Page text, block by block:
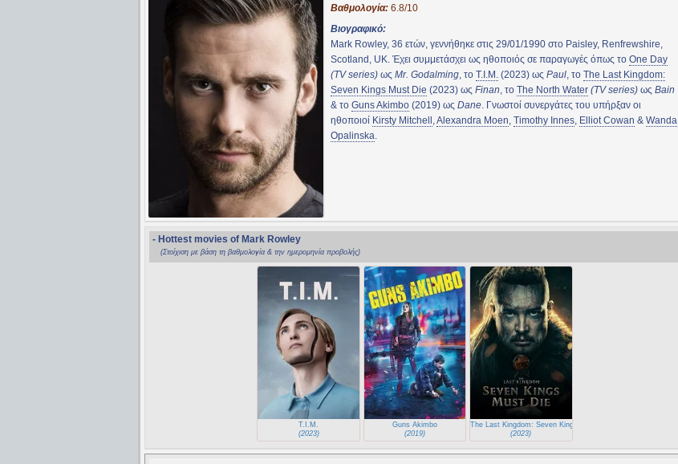
Βαθμολογία: 6.8/10
Βιογραφικό:
Mark Rowley, 36 ετών, γεννήθηκε στις 29/01/1990 στο Paisley, Renfrewshire,
Scotland, UK. Έχει συμμετάσχει ως ηθοποιός σε παραγωγές όπως το One Day
(TV series) ως Mr. Godalming, το T.I.M. (2023) ως Paul, το The Last Kingdom:
Seven Kings Must Die (2023) ως Finan, το The North Water (TV series) ως Bain
& το Guns Akimbo (2019) ως Dane. Γνωστοί συνεργάτες του υπήρξαν οι
ηθοποιοί Kirsty Mitchell ,Alexandra Moen, Timothy Innes, Elliot Cowan & Wanda
Opalinska.
- Hottest movies of Mark Rowley
(Στοίχιση με βάση τη βαθμολογία & την ημερομηνία προβολής)
T.I.M.
(2023)
Guns Akimbo
(2019)
The Last Kingdom: Seven Kings Must Die
(2023)